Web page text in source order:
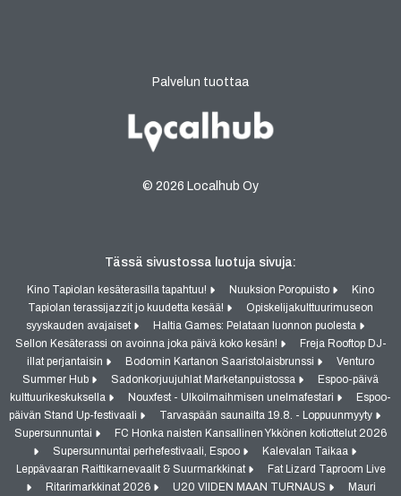
Palvelun tuottaa
© 2026 Localhub Oy
Tässä sivustossa luotuja sivuja:
Kino Tapiolan kesäterasilla tapahtuu! Nuuksion Poropuisto
Kino
Tapiolan terassijazzit jo kuudetta kesää!
Opiskelijakulttuurimuseon
syyskauden avajaiset
Haltia Games: Pelataan luonnon puolesta
Sellon Kesäterassi on avoinna joka päivä koko kesän!
Freja Rooftop DJ-
illat perjantaisin
Bodomin Kartanon Saaristolaisbrunssi
Venturo
Summer Hub
Sadonkorjuujuhlat Marketanpuistossa
Espoo-päivä
kulttuurikeskuksella
Nouxfest - Ulkoilmaihmisen unelmafestari
Espoo-
päivän Stand Up-festivaali
Tarvaspään saunailta 19.8. - Loppuunmyyty
Supersunnuntai
FC Honka naisten Kansallinen Ykkönen kotiottelut 2026
Supersunnuntai perhefestivaali, Espoo
Kalevalan Taikaa
Leppävaaran Raittikarnevaalit & Suurmarkkinat
Fat Lizard Taproom Live
Ritarimarkkinat 2026
U20 VIIDEN MAAN TURNAUS Mauri